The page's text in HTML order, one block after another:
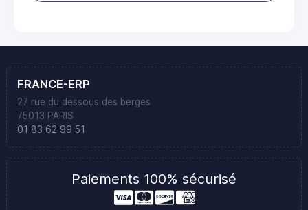
FRANCE-ERP
27 rue du dessous des berges
75013 PARIS
01 83 62 99 51
Paiements 100% sécurisé